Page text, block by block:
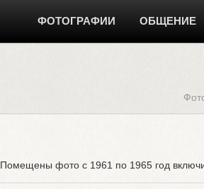
ФОТОГРАФИИ ОБЩЕНИЕ
Помещены фото с 1961 по 1965 год